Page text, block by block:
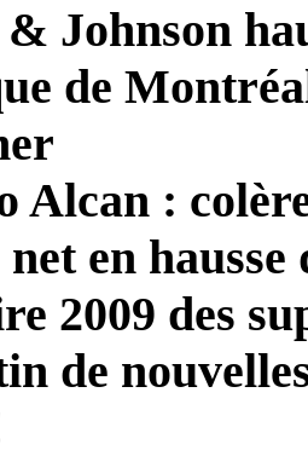
Johnson
de
Alcan :
net en
2009 des
de